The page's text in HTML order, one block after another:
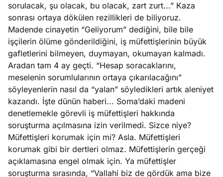
sorulacak, şu olacak, bu olacak, zart zurt...” Kaza
sonrası ortaya dökülen rezillikleri de biliyoruz.
Madende cinayetin “Geliyorum” dediğini, bile bile
işçilerin ölüme gönderildiğini, iş müfettişlerinin büyük
gafletlerini bilmeyen, duymayan, okumayan kalmadı.
Aradan tam 4 ay geçti. “Hesap soracaklarını,
meselenin sorumlularının ortaya çıkarılacağını”
söyleyenlerin nasıl da “yalan” söyledikleri artık aleniyet
kazandı. İşte dünün haberi... Soma’daki madeni
denetlemekle görevli iş müfettişleri hakkında
soruşturma açılmasına izin verilmedi. Sizce niye?
Müfettişleri korumak için mi? Asla. Müfettişleri
korumak gibi bir dertleri olmaz. Müfettişlerin gerçeği
açıklamasına engel olmak için. Ya müfettişler
soruşturma sırasında, “Vallahi biz de gördük ama bize